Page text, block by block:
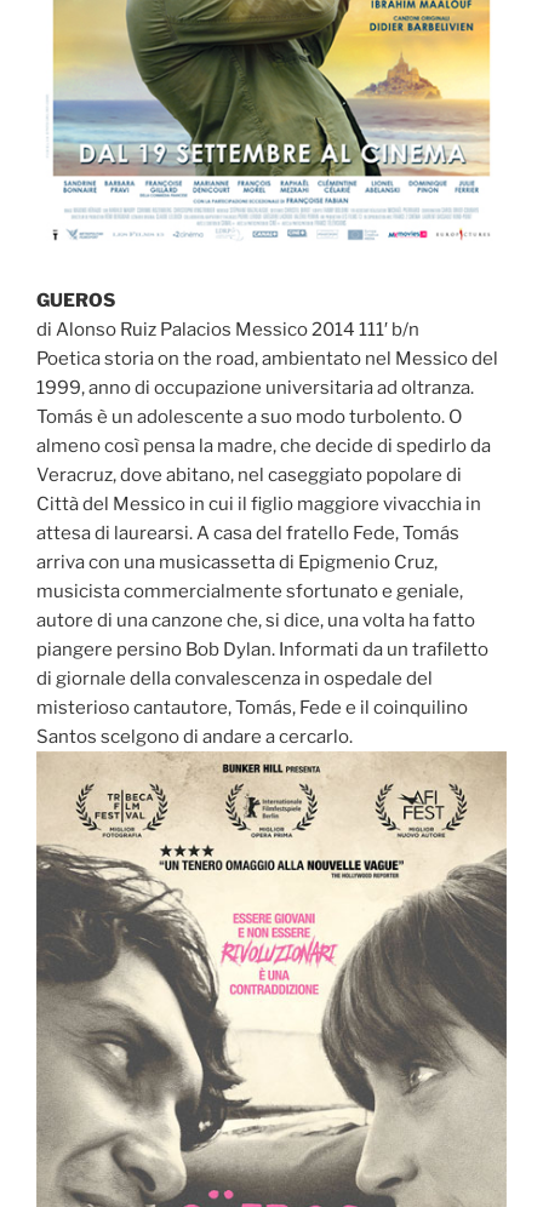
GUEROS
di Alonso Ruiz Palacios Messico 2014 111′ b/n
Poetica storia on the road, ambientato nel Messico del
1999, anno di occupazione universitaria ad oltranza.
Tomás è un adolescente a suo modo turbolento. O
almeno così pensa la madre, che decide di spedirlo da
Veracruz, dove abitano, nel caseggiato popolare di
Città del Messico in cui il figlio maggiore vivacchia in
attesa di laurearsi. A casa del fratello Fede, Tomás
arriva con una musicassetta di Epigmenio Cruz,
musicista commercialmente sfortunato e geniale,
autore di una canzone che, si dice, una volta ha fatto
piangere persino Bob Dylan. Informati da un trafiletto
di giornale della convalescenza in ospedale del
misterioso cantautore, Tomás, Fede e il coinquilino
Santos scelgono di andare a cercarlo.